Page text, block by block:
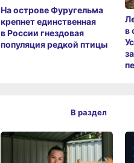
На острове Фуругельма
крепнет единственная
в России гнездовая
популяция редкой птицы
в
В раздел